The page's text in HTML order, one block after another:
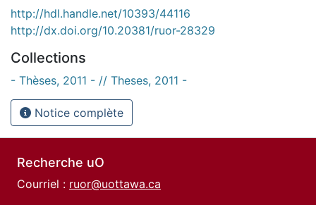
http://hdl.handle.net/10393/44116
http://dx.doi.org/10.20381/ruor-28329
Collections
- Thèses, 2011 - // Theses, 2011 -
Notice complète
Recherche uO
Courriel : ruor@uottawa.ca